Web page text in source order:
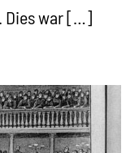
Dies war […]